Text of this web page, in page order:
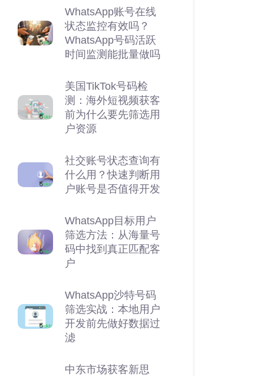
WhatsApp账号在线
状态监控有效吗？
WhatsApp号码活跃
时间监测能批量做吗
美国TikTok号码检
测：海外短视频获客
前为什么要先筛选用
户资源
社交账号状态查询有
什么用？快速判断用
户账号是否值得开发
WhatsApp目标用户
筛选方法：从海量号
码中找到真正匹配客
户
WhatsApp沙特号码
筛选实战：本地用户
开发前先做好数据过
滤
中东市场获客新思